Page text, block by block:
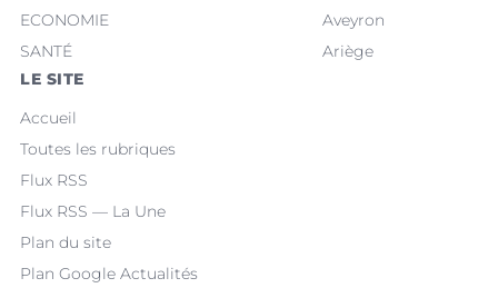
ECONOMIE
SANTÉ
Aveyron
Ariège
LE SITE
Accueil
Toutes les rubriques
Flux RSS
Flux RSS — La Une
Plan du site
Plan Google Actualités